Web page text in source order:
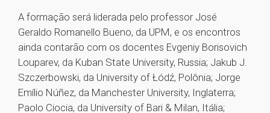
A formação será liderada pelo professor José
Geraldo Romanello Bueno, da UPM, e os encontros
ainda contarão com os docentes Evgeniy Borisovich
Louparev, da Kuban State University, Russia; Jakub J.
Szczerbowski, da University of Łódź, Polônia; Jorge
Emílio Núñez, da Manchester University, Inglaterra;
Paolo Ciocia, da University of Bari & Milan, Itália;